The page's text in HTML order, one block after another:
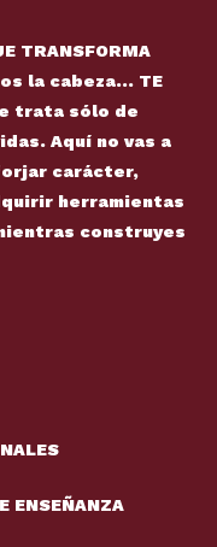
TRANSFORMA
la cabeza... TE
se trata sólo de
Aquí no vas a
carácter,
herramientas
construyes
ENSEÑANZA